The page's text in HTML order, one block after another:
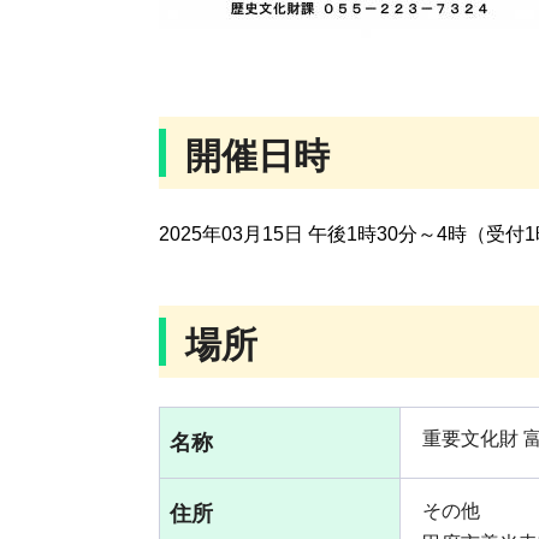
開催日時
2025年03月15日 午後1時30分～4時（受付1
場所
名称 重要文化財
住所
その他